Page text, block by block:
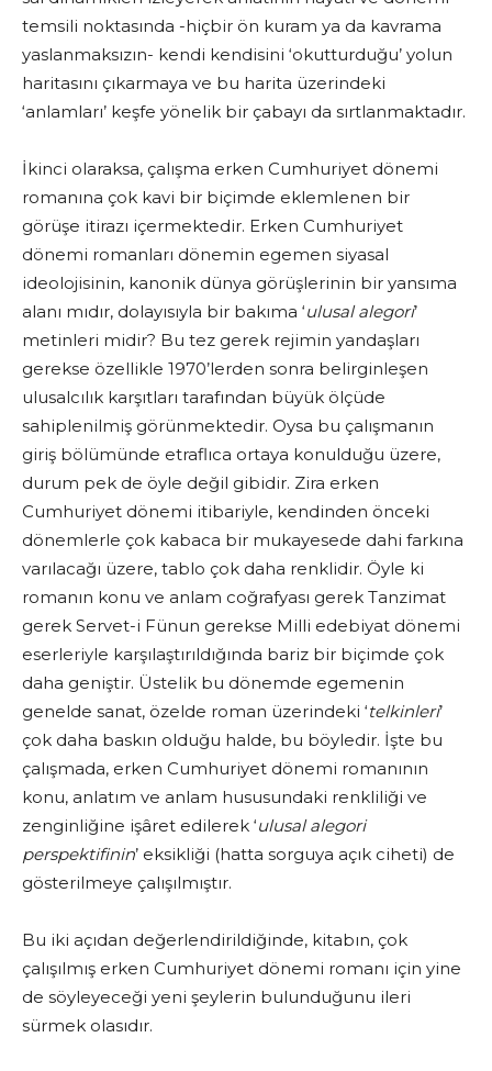
temsili noktasında -hiçbir ön kuram ya da kavrama
yaslanmaksızın- kendi kendisini ‘okutturduğu’ yolun
haritasını çıkarmaya ve bu harita üzerindeki
‘anlamları’ keşfe yönelik bir çabayı da sırtlanmaktadır.
İkinci olaraksa, çalışma erken Cumhuriyet dönemi
romanına çok kavi bir biçimde eklemlenen bir
görüşe itirazı içermektedir. Erken Cumhuriyet
dönemi romanları dönemin egemen siyasal
ideolojisinin, kanonik dünya görüşlerinin bir yansıma
alanı mıdır, dolayısıyla bir bakıma ‘ulusal alegori’
metinleri midir? Bu tez gerek rejimin yandaşları
gerekse özellikle 1970’lerden sonra belirginleşen
ulusalcılık karşıtları tarafından büyük ölçüde
sahiplenilmiş görünmektedir. Oysa bu çalışmanın
giriş bölümünde etraflıca ortaya konulduğu üzere,
durum pek de öyle değil gibidir. Zira erken
Cumhuriyet dönemi itibariyle, kendinden önceki
dönemlerle çok kabaca bir mukayesede dahi farkına
varılacağı üzere, tablo çok daha renklidir. Öyle ki
romanın konu ve anlam coğrafyası gerek Tanzimat
gerek Servet-i Fünun gerekse Milli edebiyat dönemi
eserleriyle karşılaştırıldığında bariz bir biçimde çok
daha geniştir. Üstelik bu dönemde egemenin
genelde sanat, özelde roman üzerindeki ‘telkinleri’
çok daha baskın olduğu halde, bu böyledir. İşte bu
çalışmada, erken Cumhuriyet dönemi romanının
konu, anlatım ve anlam hususundaki renkliliği ve
zenginliğine işâret edilerek ‘ulusal alegori
perspektifinin’ eksikliği (hatta sorguya açık ciheti) de
gösterilmeye çalışılmıştır.
Bu iki açıdan değerlendirildiğinde, kitabın, çok
çalışılmış erken Cumhuriyet dönemi romanı için yine
de söyleyeceği yeni şeylerin bulunduğunu ileri
sürmek olasıdır.